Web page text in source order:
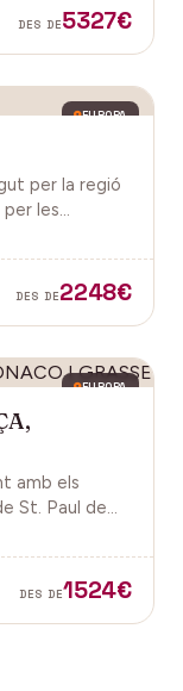
entre
DES DE5327€
EUROPA
per la regió
les
DES DE2248€
EUROPA
amb els
St. Paul de
DES DE1524€